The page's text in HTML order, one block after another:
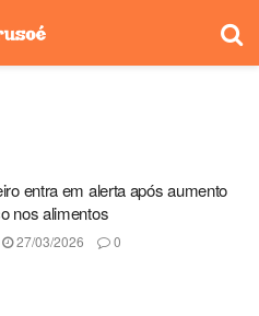
entra em alerta após aumento
nos alimentos
27/03/2026 0